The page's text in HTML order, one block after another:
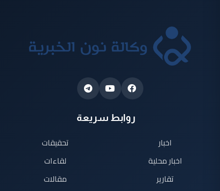
روابط سريعة
اخبار
اخبار محلية
تقارير
تحقيقات
لقاءات
مقالات